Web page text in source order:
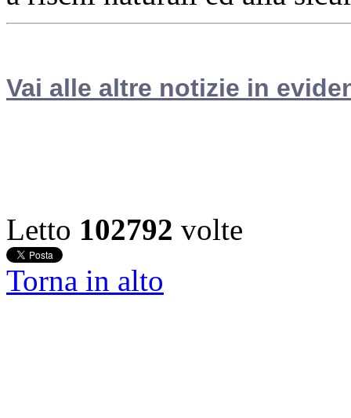
Vai alle altre notizie in
Letto 102792 volte
Torna in alto